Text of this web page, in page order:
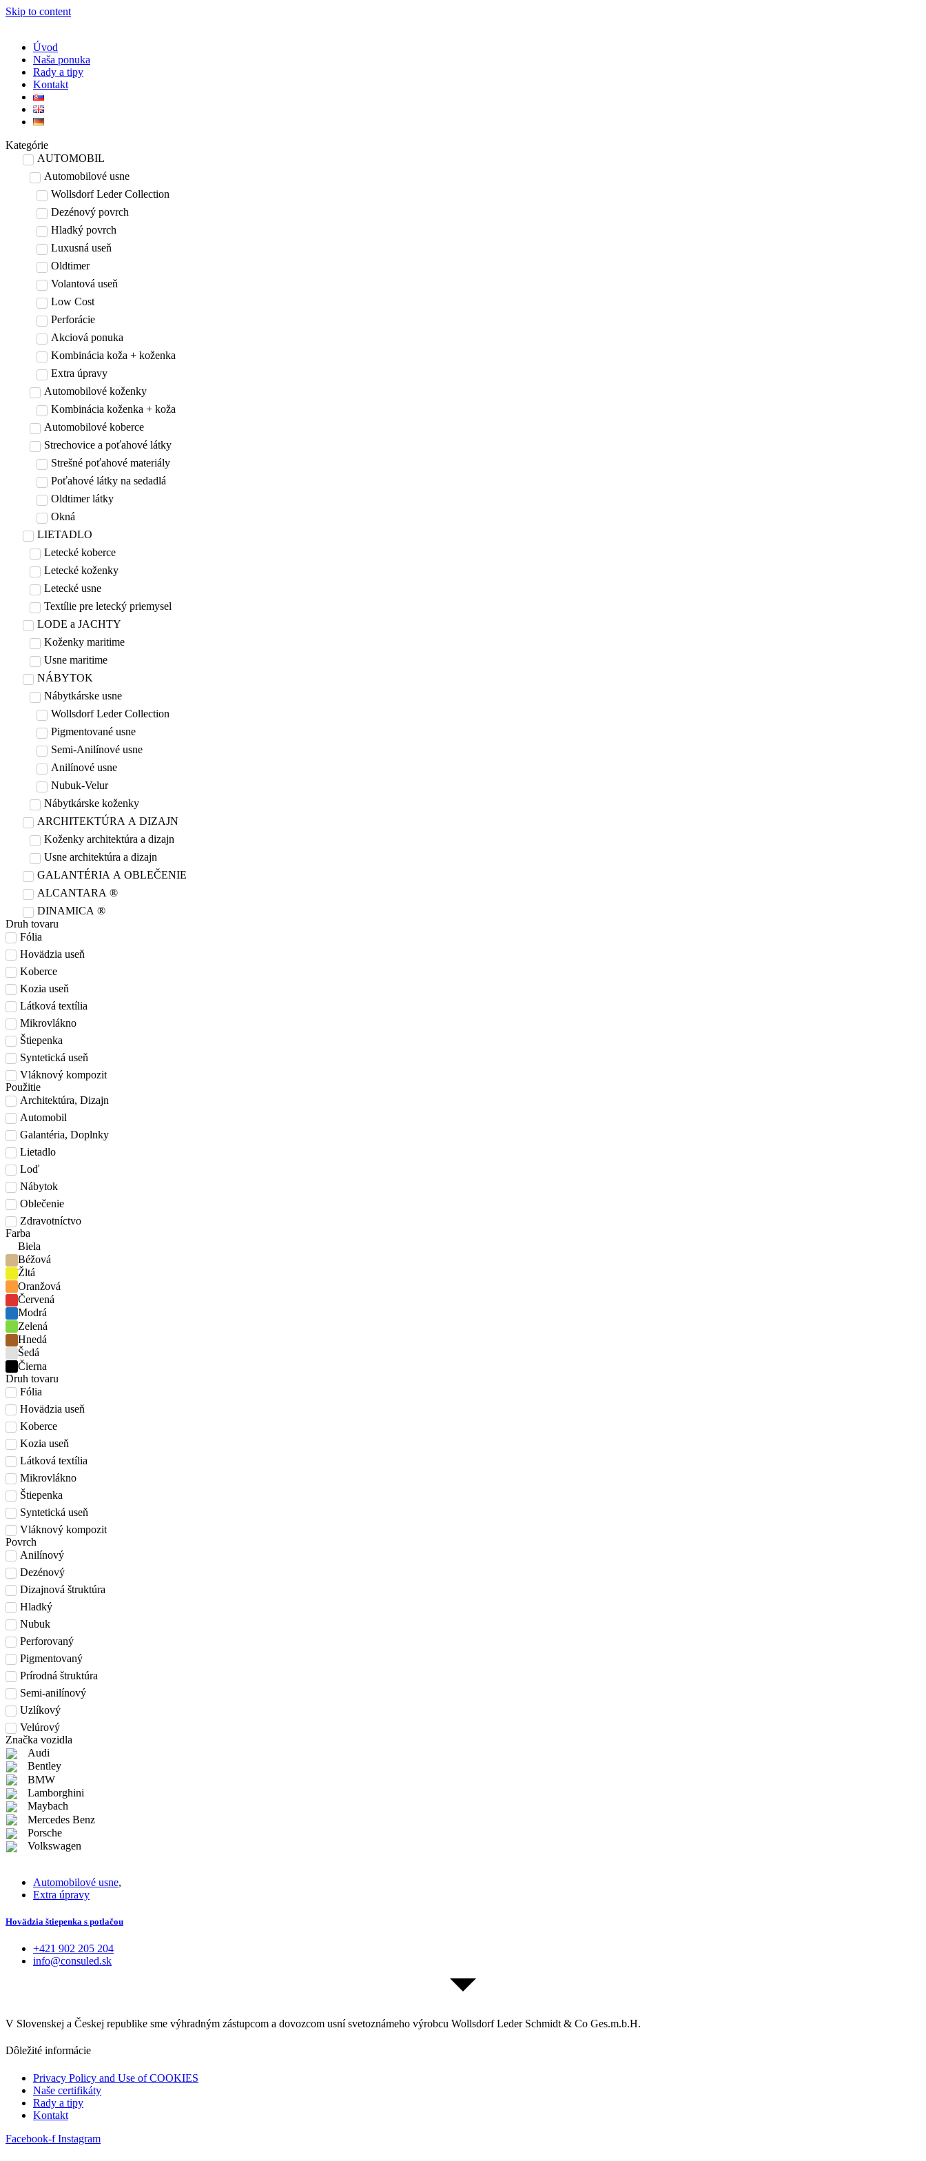
Skip to content
Úvod
Naša ponuka
Rady a tipy
Kontakt
Kategórie
AUTOMOBIL
Automobilové usne
Wollsdorf Leder Collection
Dezénový povrch
Hladký povrch
Luxusná useň
Oldtimer
Volantová useň
Low Cost
Perforácie
Akciová ponuka
Kombinácia koža + koženka
Extra úpravy
Automobilové koženky
Kombinácia koženka + koža
Automobilové koberce
Strechovice a poťahové látky
Strešné poťahové materiály
Poťahové látky na sedadlá
Oldtimer látky
Okná
LIETADLO
Letecké koberce
Letecké koženky
Letecké usne
Textílie pre letecký priemysel
LODE a JACHTY
Koženky maritime
Usne maritime
NÁBYTOK
Nábytkárske usne
Wollsdorf Leder Collection
Pigmentované usne
Semi-Anilínové usne
Anilínové usne
Nubuk-Velur
Nábytkárske koženky
ARCHITEKTÚRA A DIZAJN
Koženky architektúra a dizajn
Usne architektúra a dizajn
GALANTÉRIA A OBLEČENIE
ALCANTARA ®
DINAMICA ®
Druh tovaru
Fólia
Hovädzia useň
Koberce
Kozia useň
Látková textília
Mikrovlákno
Štiepenka
Syntetická useň
Vláknový kompozit
Použitie
Architektúra, Dizajn
Automobil
Galantéria, Doplnky
Lietadlo
Loď
Nábytok
Oblečenie
Zdravotníctvo
Farba
Biela
Béžová
Žltá
Oranžová
Červená
Modrá
Zelená
Hnedá
Šedá
Čierna
Druh tovaru
Fólia
Hovädzia useň
Koberce
Kozia useň
Látková textília
Mikrovlákno
Štiepenka
Syntetická useň
Vláknový kompozit
Povrch
Anilínový
Dezénový
Dizajnová štruktúra
Hladký
Nubuk
Perforovaný
Pigmentovaný
Prírodná štruktúra
Semi-anilínový
Uzlíkový
Velúrový
Značka vozidla
Audi
Bentley
BMW
Lamborghini
Maybach
Mercedes Benz
Porsche
Volkswagen
Automobilové usne,
Extra úpravy
Hovädzia štiepenka s potlačou
+421 902 205 204
info@consuled.sk
V Slovenskej a Českej republike sme výhradným zástupcom a dovozcom usní svetoznámeho výrobcu Wollsdorf Leder Schmidt & Co Ges.m.b.H.
Dôležité informácie
Privacy Policy and Use of COOKIES
Naše certifikáty
Rady a tipy
Kontakt
Facebook-f Instagram